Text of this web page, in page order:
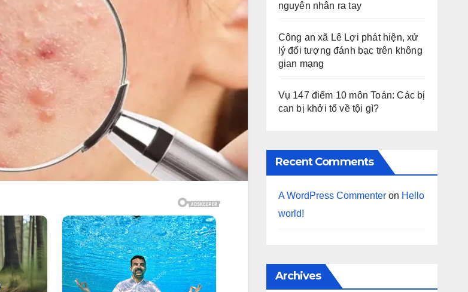
nguyên nhân ra tay
Công an xã Lê Lợi phát hiện, xử
lý đối tượng đánh bạc trên không
gian mạng
Vụ 147 điểm 10 môn Toán: Các bị
can bị khởi tố về tội gì?
Recent Comments
A WordPress Commenteron Hello
world!
Archives